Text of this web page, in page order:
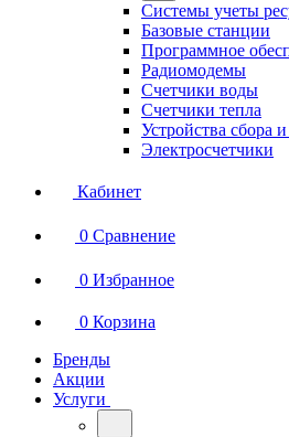
Системы учеты
Базовые станции
Программное
Радиомодемы
Счетчики воды
Счетчики тепла
Устройства сбора
Электросчетчики
Кабинет
0 Сравнение
0 Избранное
0 Корзина
Бренды
Акции
Услуги